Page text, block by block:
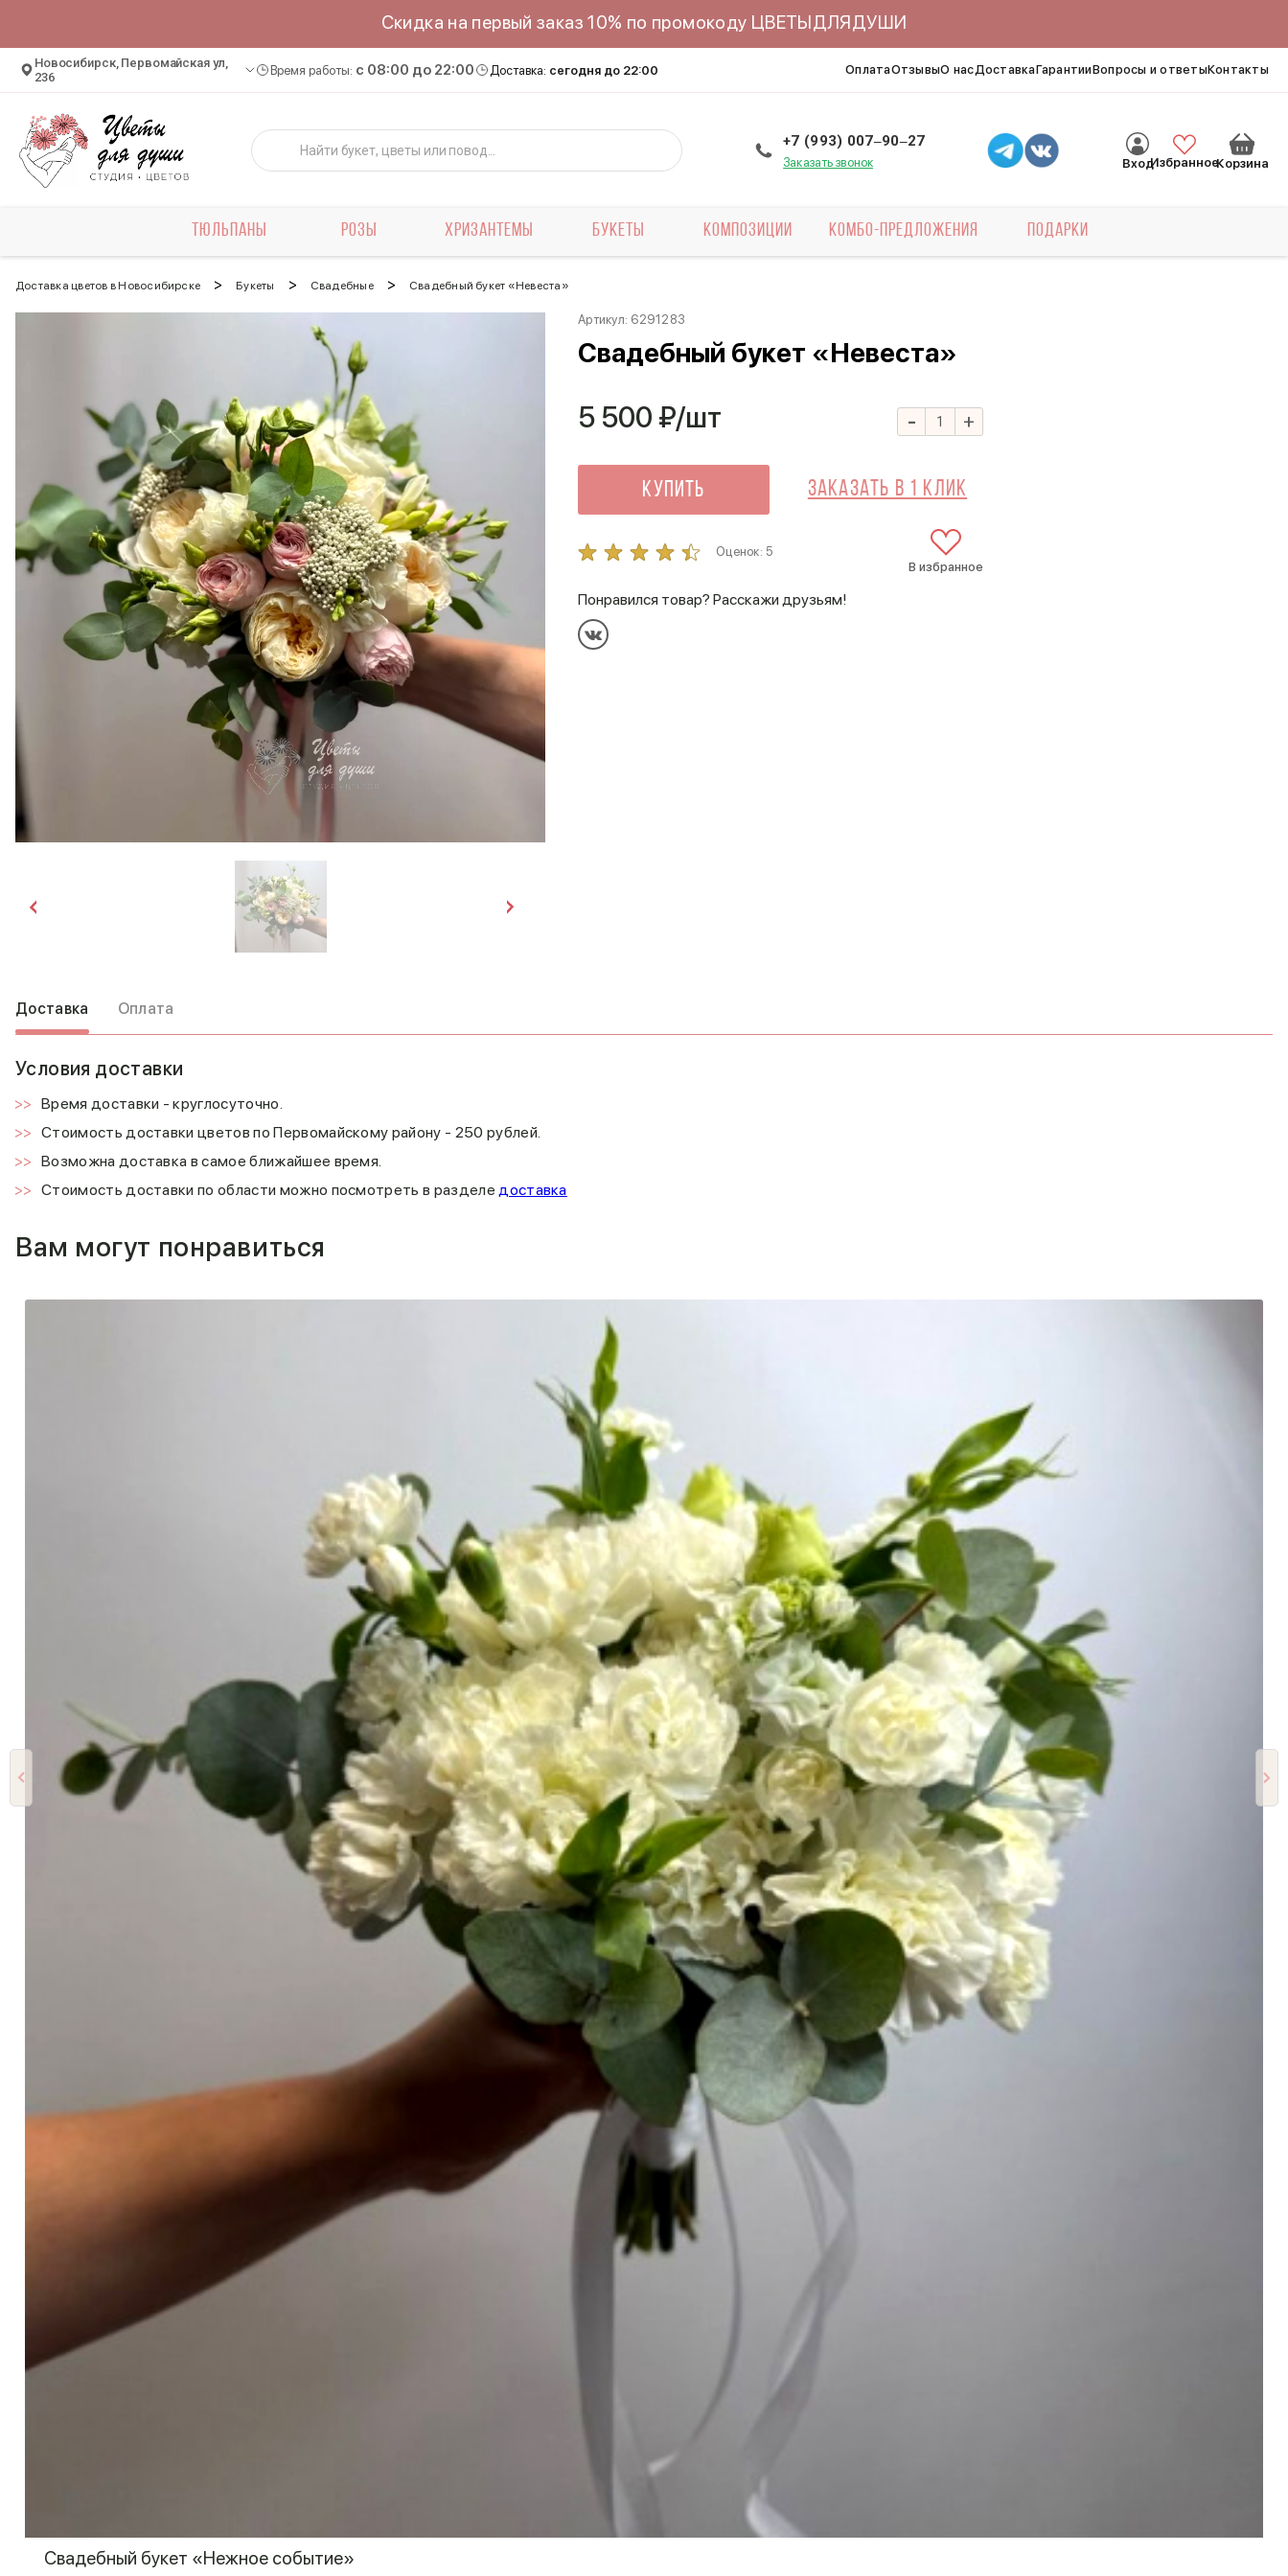
Скидка на первый заказ 10% по промокоду ЦВЕТЫДЛЯДУШИ
Новосибирск, Первомайская ул,
236
Время работы: c 08:00 до 22:00 Доставка: сегодня до 22:00 ОплатаОтзывыО насДоставкаГарантииВопросы и ответыКонтакты
+7 (993) 007‒90‒27
Заказать звонок ВходИзбранноеКорзина
ТЮЛЬПАНЫ РОЗЫ ХРИЗАНТЕМЫ БУКЕТЫ КОМПОЗИЦИИ КОМБО-ПРЕДЛОЖЕНИЯ ПОДАРКИ
Доставка цветов в Новосибирске > Букеты > Свадебные > Свадебный букет «Невеста»
Артикул: 6291283
Свадебный букет «Невеста»
5 500 ₽/шт - +
Купить Заказать в 1 клик
Оценок: 5
В избранное
Понравился товар? Расскажи друзьям!
Доставка Оплата
Условия доставки
Время доставки - круглосуточно.
Стоимость доставки цветов по Первомайскому району - 250 рублей.
Возможна доставка в самое ближайшее время.
Стоимость доставки по области можно посмотреть в разделедоставка
Вам могут понравиться
Свадебный букет «Нежное событие»